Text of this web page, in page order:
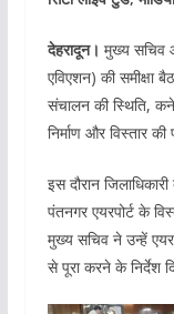
देहरादून। मुख्य सचिव
एविएशन) की
संचालन की स्थिति,
निर्माण और विस्तार
इस दौरान
पंतनगर एयरपोर्ट के
मुख्य सचिव ने उन्हें
से पूरा करने के निर्देश